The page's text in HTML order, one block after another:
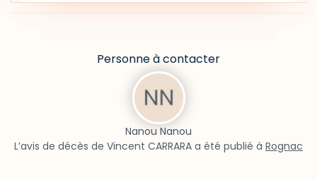
Personne à contacter
Nanou Nanou
L’avis de décès de Vincent CARRARA a été publié à Rognac